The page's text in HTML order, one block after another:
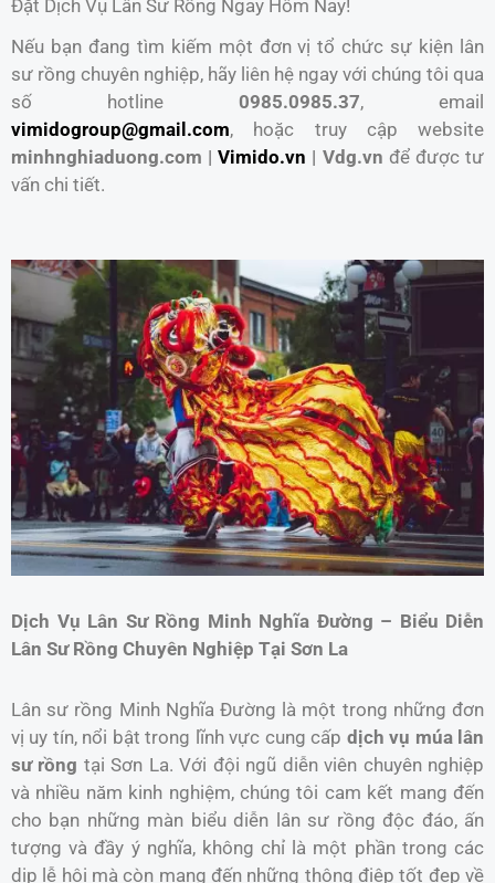
Đặt Dịch Vụ Lân Sư Rồng Ngay Hôm Nay!
Nếu bạn đang tìm kiếm một đơn vị tổ chức sự kiện lân
sư rồng chuyên nghiệp, hãy liên hệ ngay với chúng tôi qua
số hotline 0985.0985.37, email
vimidogroup@gmail.com, hoặc truy cập website
minhnghiaduong.com |Vimido.vn | Vdg.vn để được tư
vấn chi tiết.
Dịch Vụ Lân Sư Rồng Minh Nghĩa Đường – Biểu Diễn
Lân Sư Rồng Chuyên Nghiệp Tại Sơn La
Lân sư rồng Minh Nghĩa Đường là một trong những đơn
vị uy tín, nổi bật trong lĩnh vực cung cấp dịch vụ múa lân
sư rồng tại Sơn La. Với đội ngũ diễn viên chuyên nghiệp
và nhiều năm kinh nghiệm, chúng tôi cam kết mang đến
cho bạn những màn biểu diễn lân sư rồng độc đáo, ấn
tượng và đầy ý nghĩa, không chỉ là một phần trong các
dịp lễ hội mà còn mang đến những thông điệp tốt đẹp về